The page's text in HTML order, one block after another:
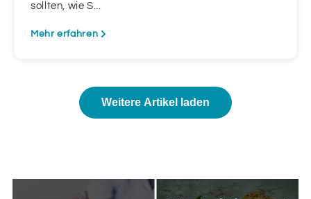
sollten, wie S...
Mehr erfahren
Weitere Artikel laden